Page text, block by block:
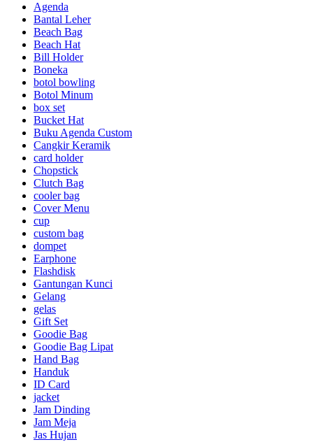
Agenda
Bantal Leher
Beach Bag
Beach Hat
Bill Holder
Boneka
botol bowling
Botol Minum
box set
Bucket Hat
Buku Agenda Custom
Cangkir Keramik
card holder
Chopstick
Clutch Bag
cooler bag
Cover Menu
cup
custom bag
dompet
Earphone
Flashdisk
Gantungan Kunci
Gelang
gelas
Gift Set
Goodie Bag
Goodie Bag Lipat
Hand Bag
Handuk
ID Card
jacket
Jam Dinding
Jam Meja
Jas Hujan